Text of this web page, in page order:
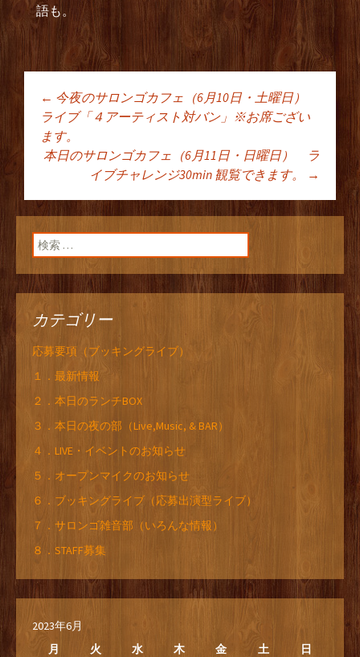
語も。
投稿ナビゲーショ
ン
← 今夜のサロンゴカフェ（6月10日・土曜日）
ライブ「４アーティスト対バン」※お席ござい
ます。
本日のサロンゴカフェ（6月11日・日曜日） ラ
イブチャレンジ30min 観覧できます。
→
検索:
カテゴリー
応募要項（ブッキングライブ）
１．最新情報
２．本日のランチBOX
３．本日の夜の部（Live,Music, & BAR）
４．LIVE・イベントのお知らせ
５．オープンマイクのお知らせ
６．ブッキングライブ（応募出演型ライブ）
７．サロンゴ雑音部（いろんな情報）
８．STAFF募集
2023年6月
月
火 水 木 金 土 日